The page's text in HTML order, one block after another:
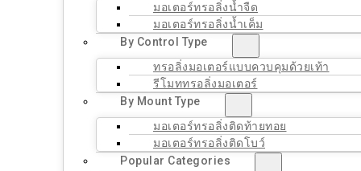
มอเตอร์ทรอลิ่งน้ำจืด
มอเตอร์ทรอลิ่งน้ำเค็ม
By Control Type
ทรอลิ่งมอเตอร์แบบควบคุมด้วยเท้า
รีโมททรอลิ่งมอเตอร์
By Mount Type
มอเตอร์ทรอลิ่งติดท้ายทอย
มอเตอร์ทรอลิ่งติดโบว์
Popular Categories